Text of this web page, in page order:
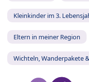
Kleinkinder im 3.
Eltern in meiner Region
Wichteln, Wanderpakete